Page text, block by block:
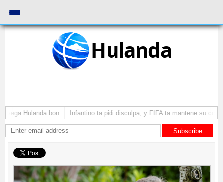
Hulanda
Hulanda bon Infantino ta pidi disculpa, y FIFA ta mantene su como
Subscribe